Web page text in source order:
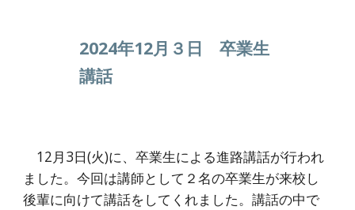
2024年12月３日 卒業生
講話
12月3日(火)に、卒業生による進路講話が行われ
ました。今回は講師として２名の卒業生が来校し
後輩に向けて講話をしてくれました。講話の中で